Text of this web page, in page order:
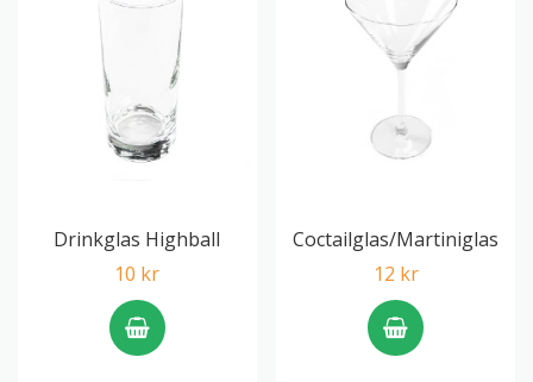
Drinkglas Highball
10 kr
Coctailglas/Martiniglas
12 kr